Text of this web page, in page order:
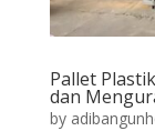
Pallet
dan
by